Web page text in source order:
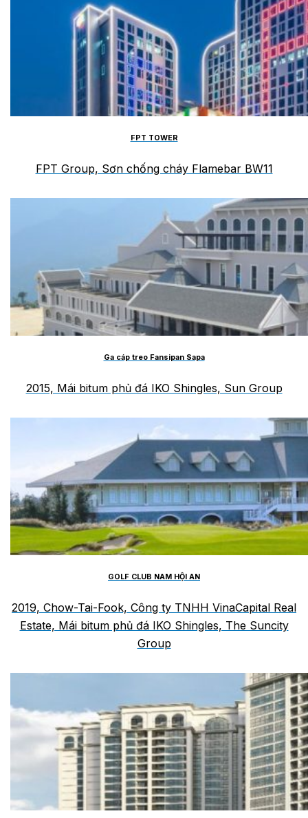
FPT TOWER
FPT Group, Sơn chống cháy Flamebar BW11
Ga cáp treo Fansipan Sapa
2015, Mái bitum phủ đá IKO Shingles, Sun Group
GOLF CLUB NAM HỘI AN
2019, Chow-Tai-Fook, Công ty TNHH VinaCapital Real
Estate, Mái bitum phủ đá IKO Shingles, The Suncity
Group